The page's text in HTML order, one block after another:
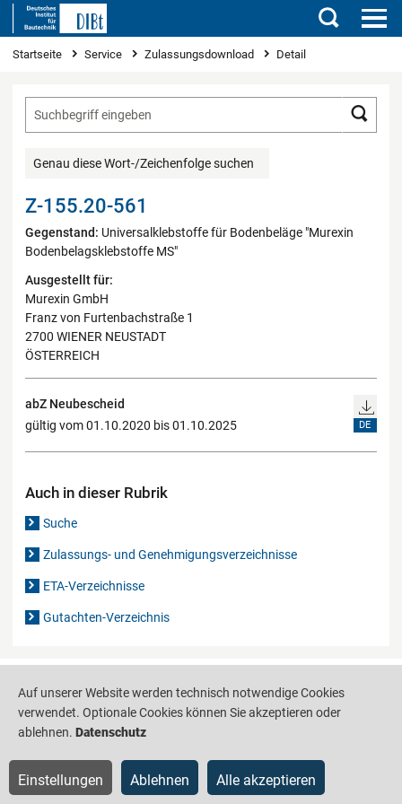
Suchen
Sie sind hier
Startseite Service Zulassungsdownload Detail
Genau diese Wort-/Zeichenfolge suchen
Z-155.20-561
Gegenstand: Universalklebstoffe für Bodenbeläge "Murexin
Bodenbelagsklebstoffe MS"
Ausgestellt für:
Murexin GmbH
Franz von Furtenbachstraße 1
2700 WIENER NEUSTADT
ÖSTERREICH
abZ Neubescheid
gültig vom 01.10.2020 bis 01.10.2025
DE
Auch in dieser Rubrik
Suche
Zulassungs- und Genehmigungsverzeichnisse
ETA-Verzeichnisse
Gutachten-Verzeichnis
Barrierefreiheit Datenschutz Impressum Sitemap
Auf unserer Website werden technisch notwendige Cookies
verwendet. Optionale Cookies können Sie akzeptieren oder
ablehnen. Datenschutz
Einstellungen Ablehnen Alle akzeptieren